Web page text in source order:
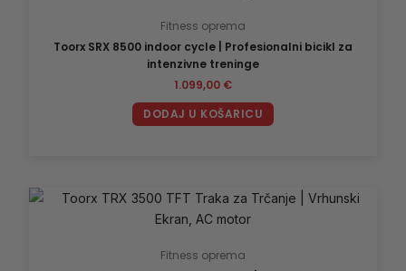
Fitness oprema
Toorx SRX 8500 indoor cycle | Profesionalni bicikl za
intenzivne treninge
1.099,00 €
DODAJ U KOŠARICU
Fitness oprema